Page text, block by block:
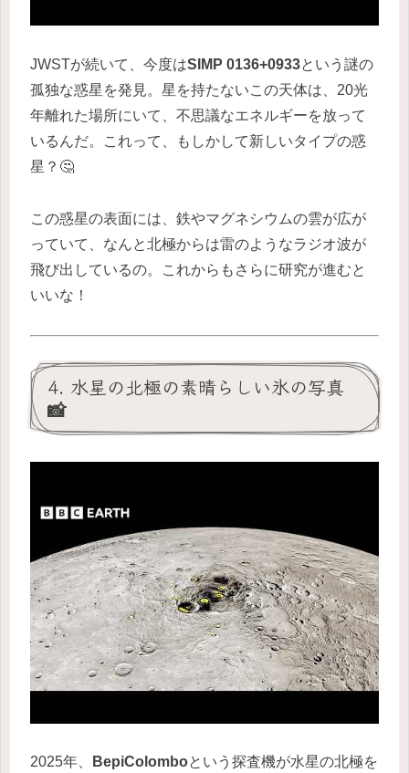
JWSTが続いて、今度はSIMP 0136+0933という謎の
孤独な惑星を発見。星を持たないこの天体は、20光
年離れた場所にいて、不思議なエネルギーを放って
いるんだ。これって、もしかして新しいタイプの惑
星？🤔
この惑星の表面には、鉄やマグネシウムの雲が広が
っていて、なんと北極からは雷のようなラジオ波が
飛び出しているの。これからもさらに研究が進むと
いいな！
4. 水星の北極の素晴らしい氷の写真
📸
2025年、 BepiColomboという探査機が水星の北極を